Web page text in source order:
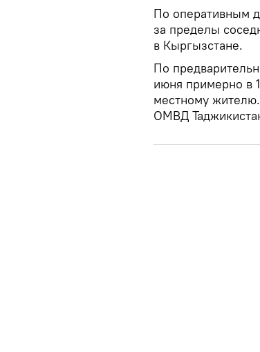
По оперативным
за пределы
в Кыргызстане.
По
июня примерно в
местному
ОМВД